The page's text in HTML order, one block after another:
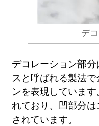
デ
デコレーション部
スと呼ばれる製法
ンを表現していま
れており、凹部分
されています。